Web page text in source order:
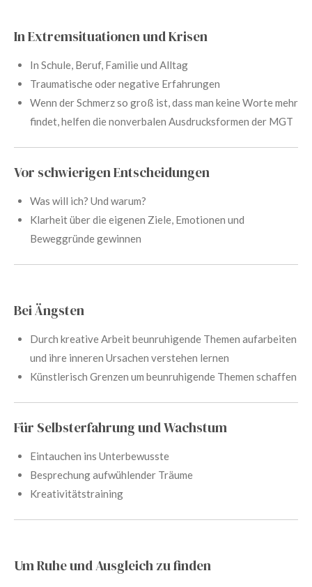
In Extremsituationen und Krisen
In Schule, Beruf, Familie und Alltag
Traumatische oder negative Erfahrungen
Wenn der Schmerz so groß ist, dass man keine Worte mehr
findet, helfen die nonverbalen Ausdrucksformen der MGT
Vor schwierigen Entscheidungen
Was will ich? Und warum?
Klarheit über die eigenen Ziele, Emotionen und
Beweggründe gewinnen
Bei Ängsten
Durch kreative Arbeit beunruhigende Themen aufarbeiten
und ihre inneren Ursachen verstehen lernen
Künstlerisch Grenzen um beunruhigende Themen schaffen
Für Selbsterfahrung und Wachstum
Eintauchen ins Unterbewusste
Besprechung aufwühlender Träume
Kreativitätstraining
Um Ruhe und Ausgleich zu finden